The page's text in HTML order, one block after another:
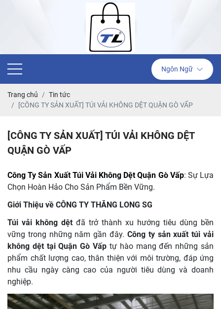
Ngôn Ngữ
Trang chủ
Tin tức
[CÔNG TY SẢN XUẤT] TÚI VẢI KHÔNG DỆT QUẬN GÒ VẤP
[CÔNG TY SẢN XUẤT] TÚI VẢI KHÔNG DỆT
QUẬN GÒ VẤP
Công Ty Sản Xuất Túi Vải Không Dệt Quận Gò Vấp: Sự Lựa
Chọn Hoàn Hảo Cho Sản Phẩm Bền Vững.
Giới Thiệu về CÔNG TY THĂNG LONG SG
Túi vải không dệt đã trở thành xu hướng tiêu dùng bền
vững trong những năm gần đây. Công ty sản xuất túi vải
không dệt tại Quận Gò Vấp tự hào mang đến những sản
phẩm chất lượng cao, thân thiện với môi trường, đáp ứng
nhu cầu ngày càng cao của người tiêu dùng và doanh
nghiệp.